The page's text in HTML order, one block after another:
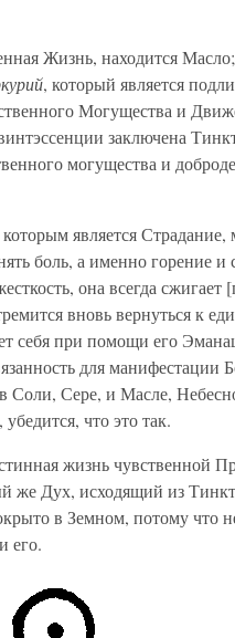
Жизнь, находится
, который является
Могущества и
заключена
могущества и
является Страдание,
боль, а именно горение и
она всегда
вновь вернуться к
себя при помощи его
для манифестации
Соли, Сере, и Масле,
что это так.
жизнь чувственной
же Дух, исходящий из
в Земном, потому что
его.